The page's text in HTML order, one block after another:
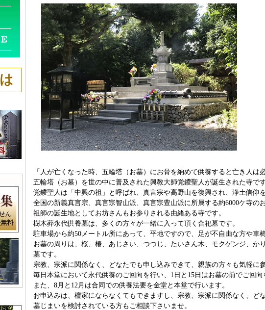
「人が亡くなった時、五輪塔（お墓）にお骨を納めて供養すると亡き人は
五輪塔（お墓）を世の中に普及された興教大師覚鑁聖人が誕生された寺です
覚鑁聖人は「中興の祖」と呼ばれ、真言宗や高野山を復興され、浄土信仰
全国の新義真言宗、真言宗智山派、真言宗豊山派に所属する約6000ケ寺の
祖師の誕生地としてお坊さんもお参りされる由緒ある寺です。
樹木葬永代供養墓は、多くの方々が一緒に入って頂く合祀墓です。
駐車場から約50メートル所にあって、平地ですので、足が不自由な方や車
お墓の周りは、桜、椿、あじさい、つつじ、たいさん木、モクゲンジ、
墓です。
宗教、宗派に関係なく、どなたでも申し込みできて、親族の方々も気軽に
毎日本堂において永代供養のご回向を行い、1日と15日はお墓の前でご回向
また、8月と12月は合同での供養法要を金堂と本堂で行います。
お申込みは、檀家にならなくてもできますし、宗教、宗派に関係なく、ど
墓じまいを検討されている方もご相談下さいませ。